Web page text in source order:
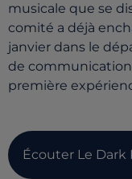
musicale que se
comité a déjà
janvier dans le
de
première
Écouter Le Dark